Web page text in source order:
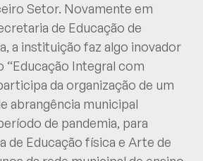
Setor. Novamente em
de Educação de
a instituição faz algo inovador
“Educação Integral com
da organização de um
abrangência municipal
de pandemia, para
de Educação física e Arte de